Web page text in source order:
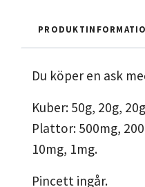
Du köper en ask
Kuber: 50g, 20g,
Plattor: 500mg,
10mg, 1mg.
Pincett ingår.